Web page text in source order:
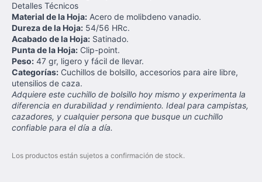
Detalles Técnicos
Material de la Hoja: Acero de molibdeno vanadio.
Dureza de la Hoja: 54/56 HRc.
Acabado de la Hoja: Satinado.
Punta de la Hoja: Clip-point.
Peso: 47 gr, ligero y fácil de llevar.
Categorías: Cuchillos de bolsillo, accesorios para aire libre,
utensilios de caza.
Adquiere este cuchillo de bolsillo hoy mismo y experimenta la
diferencia en durabilidad y rendimiento. Ideal para campistas,
cazadores, y cualquier persona que busque un cuchillo
confiable para el día a día.
Los productos están sujetos a confirmación de stock.